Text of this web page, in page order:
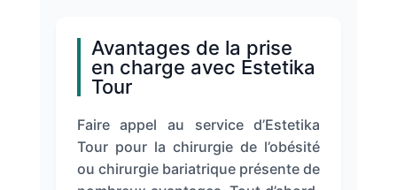
Avantages de la prise
en charge avec Estetika
Tour
Faire appel au service d’Estetika
Tour pour la chirurgie de l’obésité
ou chirurgie bariatrique présente de